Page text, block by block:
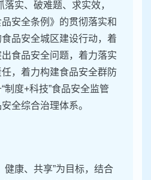
落实、破难题、求实效，
安全条例》的贯彻落实和
品安全城区建设行动，着
食品安全问题，着力落实
，着力构建食品安全群防
制度+科技”食品安全监管
全综合治理体系。
健康、共享”为目标，结合